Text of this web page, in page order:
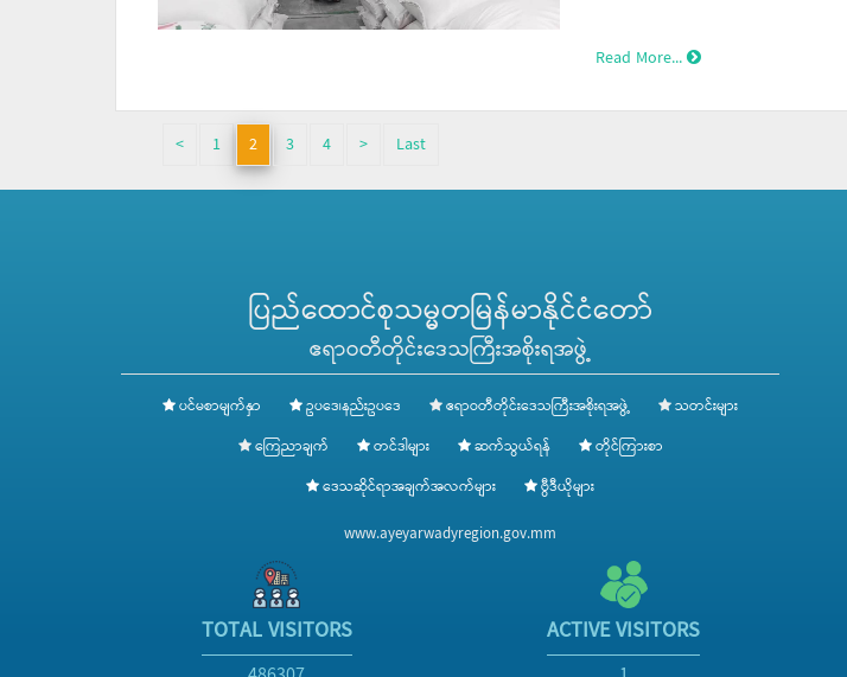
ထားရှိစေရေး၊ လိုအပ်သည့်နေရာများ
Read More...
< 1 2 3 4 > Last
ပြည်ထောင်စုသမ္မတမြန်မာနိုင်ငံတော်
ဧရာဝတီတိုင်းဒေသကြီးအစိုးရအဖွဲ့
ပင်မစာမျက်နှာ ဥပဒေ၊နည်းဥပဒေ ဧရာဝတီတိုင်းဒေသကြီးအစိုးရအဖွဲ့
သတင်းများ
ကြေညာချက်
တင်ဒါများ ဆက်သွယ်ရန်
တိုင်ကြားစာ
ဒေသဆိုင်ရာအချက်အလက်များ
ဗွီဒီယိုများ
www.ayeyarwadyregion.gov.mm
TOTAL VISITORS ACTIVE VISITORS